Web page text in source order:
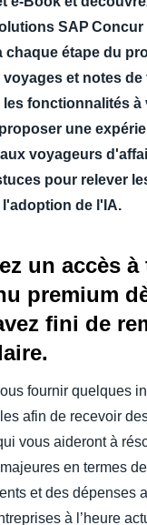
SAP Concur
chaque étape du
et notes de
les fonctionnalités à
une
voyageurs
pour relever
de l'IA.
un accès
premium
fini de
fournir quelques
afin de recevoir
vous aideront à
en termes
et des dépenses
à l’heure